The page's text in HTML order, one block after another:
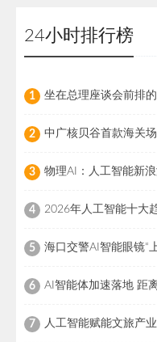
24小时排行榜
1 坐在总理座谈会前排
2 中广核贝谷首款海关场
3 物理AI：人工智能新
4 2026年人工智能十大趋
5 海口交警AI智能眼镜“上
6 AI智能体加速落地 距
7 人工智能赋能文旅产业升